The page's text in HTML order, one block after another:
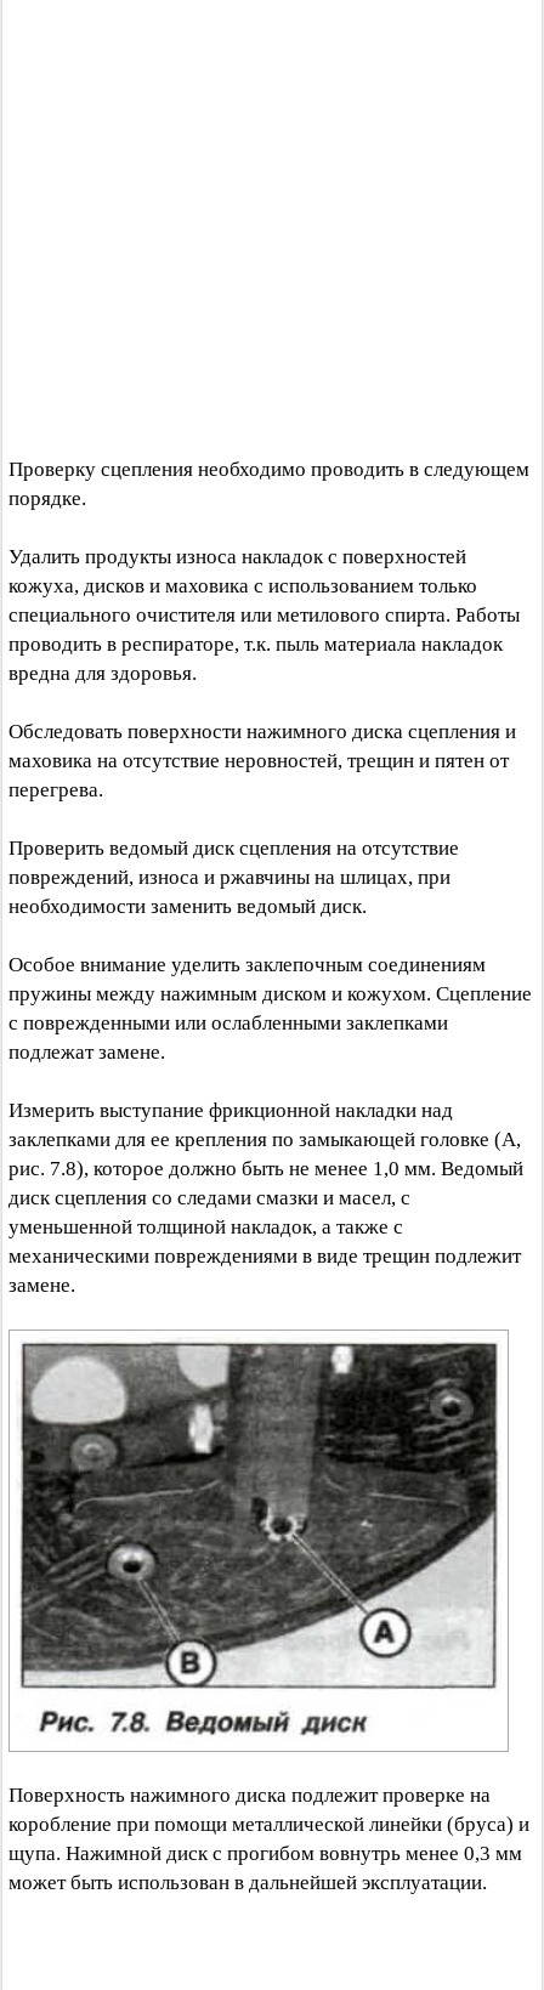
Проверку сцепления необходимо проводить в следующем
порядке.
Удалить продукты износа накладок с поверхностей
кожуха, дисков и маховика с использованием только
специального очистителя или метилового спирта. Работы
проводить в респираторе, т.к. пыль материала накладок
вредна для здоровья.
Обследовать поверхности нажимного диска сцепления и
маховика на отсутствие неровностей, трещин и пятен от
перегрева.
Проверить ведомый диск сцепления на отсутствие
повреждений, износа и ржавчины на шлицах, при
необходимости заменить ведомый диск.
Особое внимание уделить заклепочным соединениям
пружины между нажимным диском и кожухом. Сцепление
с поврежденными или ослабленными заклепками
подлежат замене.
Измерить выступание фрикционной накладки над
заклепками для ее крепления по замыкающей головке (А,
рис. 7.8), которое должно быть не менее 1,0 мм. Ведомый
диск сцепления со следами смазки и масел, с
уменьшенной толщиной накладок, а также с
механическими повреждениями в виде трещин подлежит
замене.
Поверхность нажимного диска подлежит проверке на
коробление при помощи металлической линейки (бруса) и
щупа. Нажимной диск с прогибом вовнутрь менее 0,3 мм
может быть использован в дальнейшей эксплуатации.